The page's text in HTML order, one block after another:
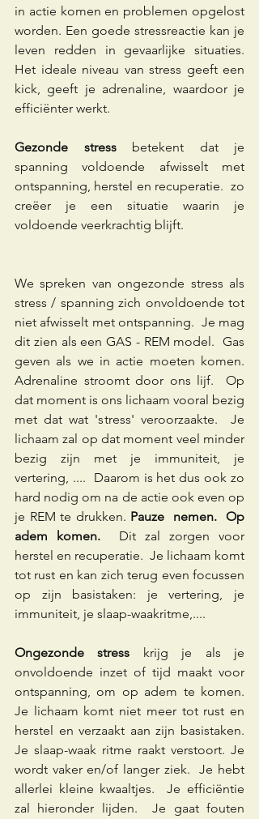
in actie komen en problemen opgelost
worden. Een goede stressreactie kan je
leven redden in gevaarlijke situaties.
Het ideale niveau van stress geeft een
kick, geeft je adrenaline, waardoor je
efficiënter werkt.
Gezonde stress betekent dat je
spanning voldoende afwisselt met
ontspanning, herstel en recuperatie.  zo
creëer je een situatie waarin je
voldoende veerkrachtig blijft.
We spreken van ongezonde stress als
stress / spanning zich onvoldoende tot
niet afwisselt met ontspanning.  Je mag
dit zien als een GAS - REM model.  Gas
geven als we in actie moeten komen.
Adrenaline stroomt door ons lijf.  Op
dat moment is ons lichaam vooral bezig
met dat wat 'stress' veroorzaakte.  Je
lichaam zal op dat moment veel minder
bezig zijn met je immuniteit, je
vertering, ....  Daarom is het dus ook zo
hard nodig om na de actie ook even op
je REM te drukken. Pauze  nemen.  Op
adem komen.
  Dit zal zorgen voor
herstel en recuperatie.  Je lichaam komt
tot rust en kan zich terug even focussen
op zijn basistaken: je vertering, je
immuniteit, je slaap-waakritme,....
Ongezonde stress krijg je als je
onvoldoende inzet of tijd maakt voor
ontspanning, om op adem te komen.
Je lichaam komt niet meer tot rust en
herstel en verzaakt aan zijn basistaken.
Je slaap-waak ritme raakt verstoort. Je
wordt vaker en/of langer ziek.  Je hebt
allerlei kleine kwaaltjes.  Je efficiëntie
zal hieronder lijden.  Je gaat fouten